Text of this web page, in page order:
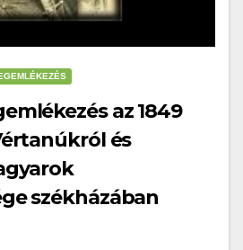
az 1849
és
székházában